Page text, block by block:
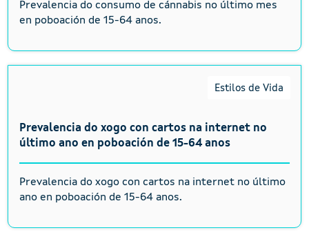
Prevalencia do consumo de cánnabis no último mes
en poboación de 15-64 anos.
Estilos de Vida
Prevalencia do xogo con cartos na internet no
último ano en poboación de 15-64 anos
Prevalencia do xogo con cartos na internet no último
ano en poboación de 15-64 anos.